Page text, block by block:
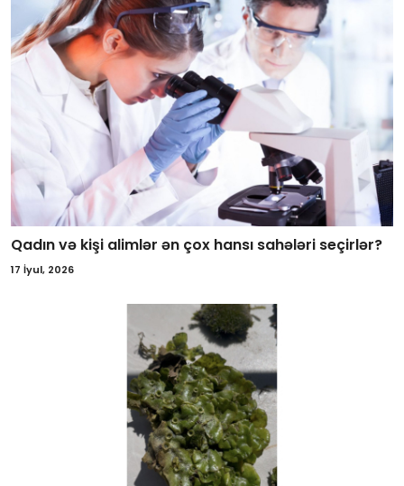
Qadın və kişi alimlər ən çox hansı sahələri seçirlər?
17 İyul, 2026